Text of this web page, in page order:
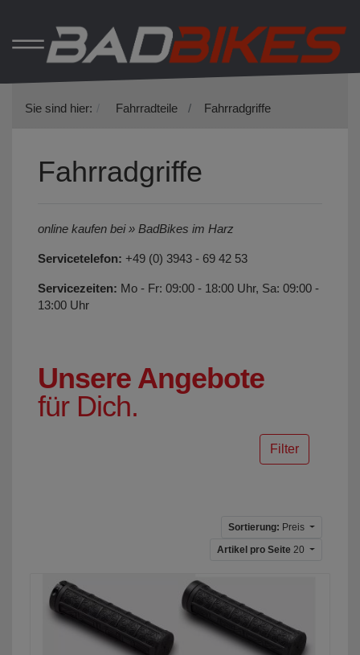
Sie sind hier: Fahrradteile Fahrradgriffe
Fahrradgriffe
online kaufen bei » BadBikes im Harz
Servicetelefon: +49 (0) 3943 - 69 42 53
Servicezeiten: Mo - Fr: 09:00 - 18:00 Uhr, Sa: 09:00 -
13:00 Uhr
Unsere Angebote
für Dich.
Filter
Sortierung: Preis
Artikel pro Seite 20